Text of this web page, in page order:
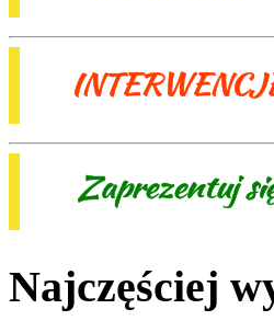
Najczęściej